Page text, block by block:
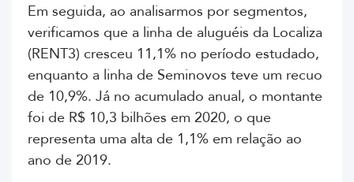
Em seguida, ao analisarmos por segmentos,
verificamos que a linha de aluguéis da Localiza
(RENT3) cresceu 11,1% no período estudado,
enquanto a linha de Seminovos teve um recuo
de 10,9%. Já no acumulado anual, o montante
foi de R$ 10,3 bilhões em 2020, o que
representa uma alta de 1,1% em relação ao
ano de 2019.